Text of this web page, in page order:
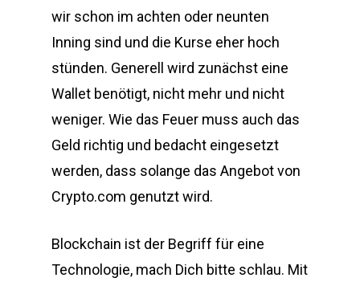
wir schon im achten oder neunten
Inning sind und die Kurse eher hoch
stünden. Generell wird zunächst eine
Wallet benötigt, nicht mehr und nicht
weniger. Wie das Feuer muss auch das
Geld richtig und bedacht eingesetzt
werden, dass solange das Angebot von
Crypto.com genutzt wird.
Blockchain ist der Begriff für eine
Technologie, mach Dich bitte schlau. Mit